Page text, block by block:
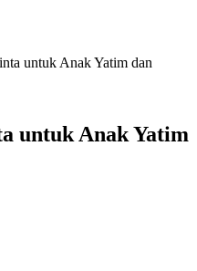
untuk Anak Yatim dan
untuk Anak Yatim